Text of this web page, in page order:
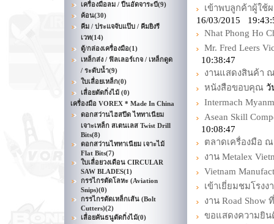
เครื่องมือลม / ปืนอัดจาระบี(9)
ค้อน(30)
คีม / ประแจจับแป๊บ / คีมยิงรี
เวท(14)
ตู้/กล่องเครื่องมือ(1)
เหล็กส่ง / ฟิลเลอร์เกจ / เหล็กดูด
/ ระดับน้ำ(9)
ใบเลื่อยเหล็ก(0)
เลื่อยตัดกิ่งไม้ (0)
เครื่องมือ VOREX * Made In China
ดอกสว่านไฮสปีด ไททาเนียม
เจาะเหล็ก สเตนเลส Twist Drill
Bits(8)
ดอกสว่านไททาเนียม เจาะไม้
Flat Bits(7)
ใบเลื่อยวงเดือน CIRCULAR
SAW BLADES(1)
กรรไกรตัดโลหะ (Aviation
Snips)(0)
กรรไกรตัดเหล็กเส้น (Bolt
Cutters)(2)
เลื่อยคันธนูตัดกิ่งไม้(0)
เข้าพบลูกค้าผู้ใช้
16/03/2015
Nhat Phong Ho
Mr. Fred Leers
10:38:47
งานแสดงสินค้า
หนังสือขอบคุณ วั
Intermach
Asean Skill
10:08:47
ตลาดเครื่องมือ ณ
งาน Metalex
Vietnam
เข้าเยี่ยมชมโรง
งาน Road Show
ขอแสดงความยิ